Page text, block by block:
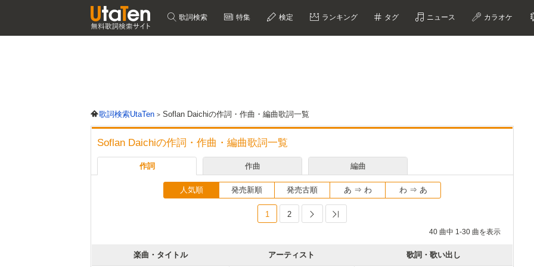
歌詞検索 特集 検定 ランキング タグ ニュース カラオケ
歌詞検索UtaTen Soflan Daichiの作詞・作曲・編曲歌詞一覧
Soflan Daichiの作詞・作曲・編曲歌詞一覧
作詞 作曲 編曲
人気順 発売新順 発売古順 あ ⇒ わ わ ⇒ あ
1 2 Next
40 曲中 1-30 曲を表示
楽曲・タイトル アーティスト 歌詞・歌い出し